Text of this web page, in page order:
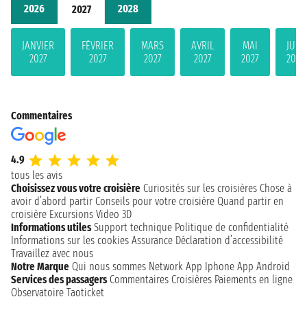
2026 2027 2028
JANVIER
2027
FÉVRIER
2027
MARS
2027
AVRIL
2027
MAI
2027
JUIN
2027
Commentaires
4.9
tous les avis
Choisissez vous votre croisière Curiosités sur les croisières Chose à
avoir d’abord partir Conseils pour votre croisière Quand partir en
croisière Excursions Video 3D
Informations utiles Support technique Politique de confidentialité
Informations sur les cookies Assurance Déclaration d’accessibilité
Travaillez avec nous
Notre Marque Qui nous sommes Network App Iphone App Android
Services des passagers Commentaires Croisières Paiements en ligne
Observatoire Taoticket